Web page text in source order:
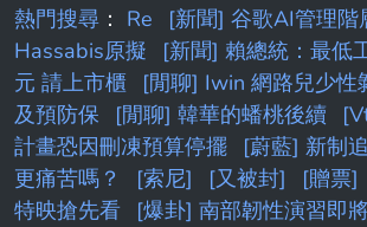
是 如果明年發放股利時 會造成
盤的產生 進而推高股價嗎
熱門搜尋 ： Re
[新聞] 谷歌AI管理階
Hassabis原擬
[新聞] 賴總統：最低
元 請上市櫃
[閒聊] Iwin 網路兒少性
及預防保
[閒聊] 韓華的蟠桃後續
計畫恐因刪凍預算停擺
[蔚藍] 新制
更痛苦嗎？
[索尼] [又被封]
[贈票]
特映搶先看
[爆卦] 南部韌性演習即